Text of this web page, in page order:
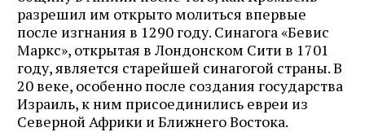
разрешил им открыто молиться впервые
после изгнания в 1290 году. Синагога «Бевис
Маркс», открытая в Лондонском Сити в 1701
году, является старейшей синагогой страны. В
20 веке, особенно после создания государства
Израиль, к ним присоединились евреи из
Северной Африки и Ближнего Востока.